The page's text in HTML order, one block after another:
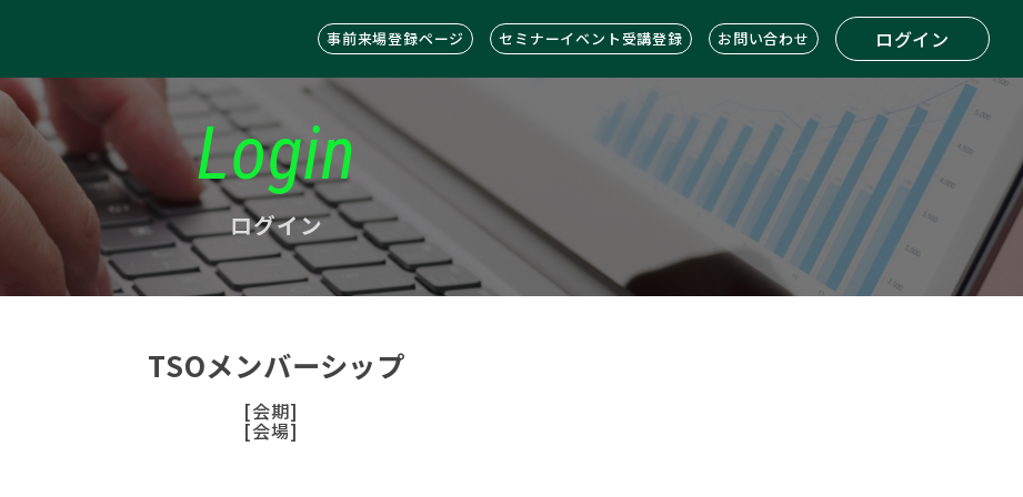
事前来場登録ページ セミナーイベント受講登録 お問い合わせ ログイン
Login
ログイン
TSOメンバーシップ
[会期]
[会場]